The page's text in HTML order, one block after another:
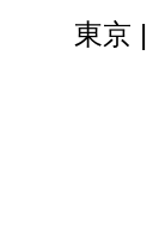
東京 |